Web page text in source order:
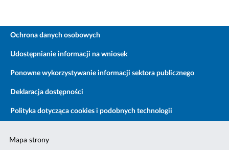
Ochrona danych osobowych
Udostępnianie informacji na wniosek
Ponowne wykorzystywanie informacji sektora publicznego
Deklaracja dostępności
Polityka dotycząca cookies i podobnych technologii
Mapa strony